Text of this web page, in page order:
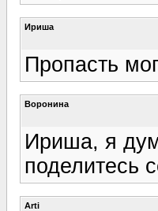
Ириша
Пропасть
Воронина
Ириша, я
поделитесь
Arti